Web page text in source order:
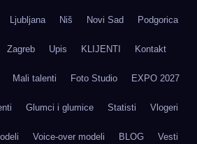
Ljubljana Niš Novi Sad Podgorica
Zagreb Upis KLIJENTI Kontakt
Mali talenti Foto Studio EXPO 2027
Glumci i glumice Statisti Vlogeri
Voice-over modeli BLOG Vesti